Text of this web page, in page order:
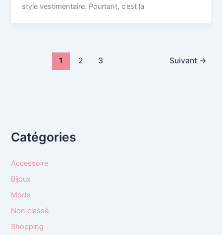
style vestimentaire. Pourtant, c’est la
1 2 3 Suivant →
Catégories
Accessoire
Bijoux
Mode
Non classé
Shopping